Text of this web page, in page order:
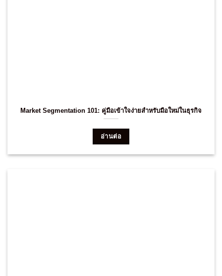
Market Segmentation 101: คู่มือเข้าใจง่ายสำหรับมือใหม่ในธุรกิจ
อ่านต่อ